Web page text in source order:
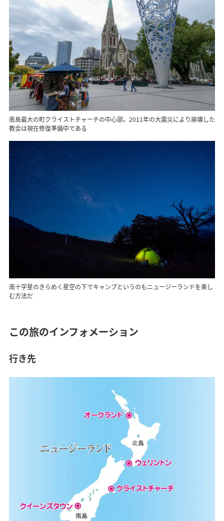
南島最大の町クライストチャーチの中心部。2011年の大震災により崩壊した
教会は現在修復準備中である
南十字星のきらめく星空の下でキャンプというのもニュージーランドを楽し
む方法だ
この旅のインフォメーション
行き先